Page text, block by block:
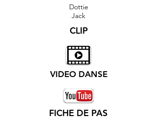
Dottie
Jack
CLIP
VIDEO DANSE
FICHE DE PAS